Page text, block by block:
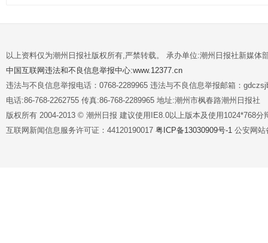
以上资料仅为潮州日报社版权所有,严禁转载。 承办单位:潮州日报社新媒体
中国互联网违法和不良信息举报中心:www.12377.cn
违法与不良信息举报电话：0768-2289965 违法与不良信息举报邮箱：
电话:86-768-2262755 传真:86-768-2289965 地址:潮州市枫春路潮州日报社
版权所有 2004-2013 © 潮州日报 建议使用IE8.0以上版本及使用1024*768分
互联网新闻信息服务许可证：44120190017 粤ICP备13030909号-1 公安网站